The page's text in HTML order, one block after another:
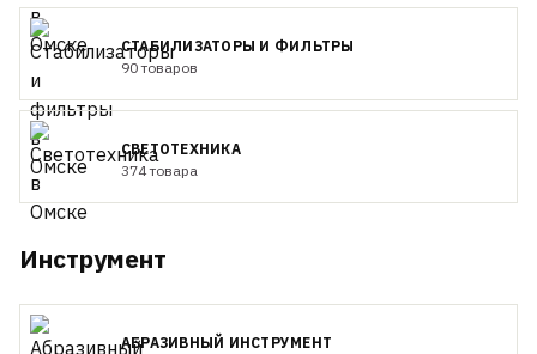
СТАБИЛИЗАТОРЫ И ФИЛЬТРЫ
90 товаров
СВЕТОТЕХНИКА
374 товара
Инструмент
АБРАЗИВНЫЙ ИНСТРУМЕНТ